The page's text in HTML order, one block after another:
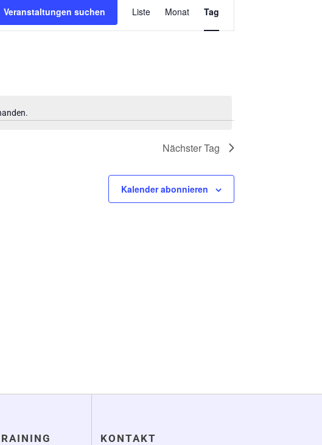
Veranstaltungen suchen
ANSICHTEN-
NAVIGATION
Liste Monat Tag
Nächster Tag
Kalender abonnieren
KONTAKT